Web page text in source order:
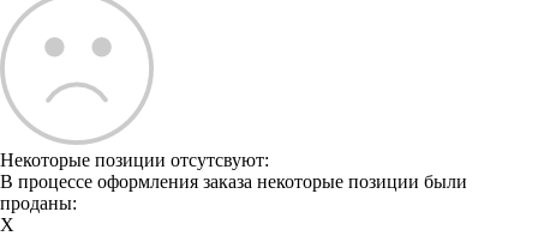
Некоторые позиции отсутсвуют:
В процессе оформления заказа некоторые позиции были
проданы:
X